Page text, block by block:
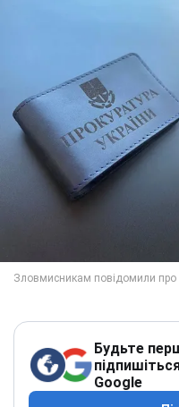
Будьте
Google